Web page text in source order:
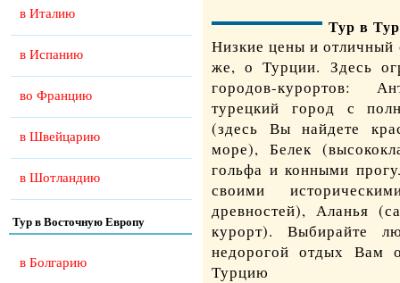
в Италию
в Испанию
во Францию
в Швейцарию
в Шотландию
Тур в Восточную Европу
в Болгарию
Тур в
Низкие цены и
же, о Турции. Здесь
городов-курортов:
турецкий город с
(здесь Вы найдете
море), Белек
гольфа и конными
своими
древностей), Аланья
курорт). Выбирайте
недорогой отдых Вам
Турцию